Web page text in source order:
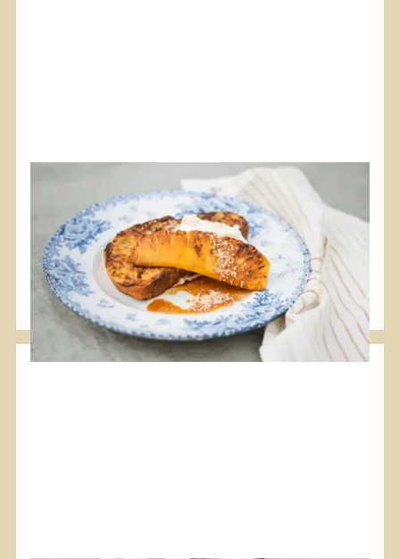
#Végétarien #Dessert #Breakfast
Pain perdu au yaourt à la noix de
coco et ananas caramélisé frit
C'est toujours un excellent plat de petit-déjeuner
pour toute la famille.